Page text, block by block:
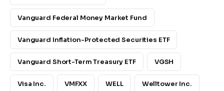
Vanguard Federal Money Market Fund
Vanguard Inflation-Protected Securities ETF
Vanguard Short-Term Treasury ETF VGSH
Visa Inc. VMFXX WELL Welltower Inc.